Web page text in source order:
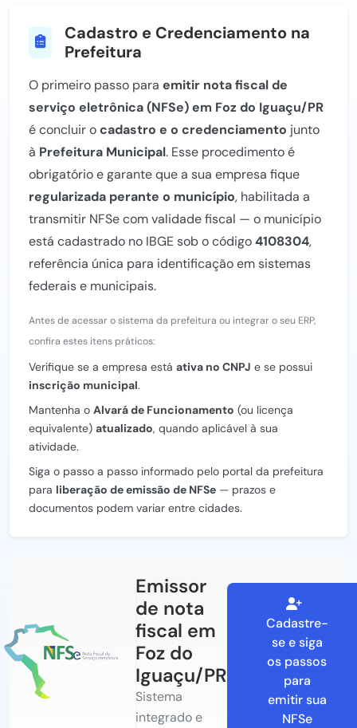
Cadastro e Credenciamento na
Prefeitura
O primeiro passo para emitir nota fiscal de
serviço eletrônica (NFSe) em Foz do Iguaçu/PR
é concluir ocadastro e o credenciamento junto
à Prefeitura Municipal. Esse procedimento é
obrigatório e garante que a sua empresa fique
regularizada perante o município, habilitada a
transmitir NFSe com validade fiscal — o município
está cadastrado no IBGE sob o código4108304,
referência única para identificação em sistemas
federais e municipais.
Antes de acessar o sistema da prefeitura ou integrar o seu ERP,
confira estes itens práticos:
Verifique se a empresa está ativa no CNPJ e se possui
inscrição municipal.
Mantenha o Alvará de Funcionamento (ou licença
equivalente) atualizado, quando aplicável à sua
atividade.
Siga o passo a passo informado pelo portal da prefeitura
para liberação de emissão de NFSe — prazos e
documentos podem variar entre cidades.
Emissor
de nota
fiscal em
Foz do
Iguaçu/PR
Sistema
integrado e
Cadastre-
se e siga
os passos
para
emitir sua
NFSe